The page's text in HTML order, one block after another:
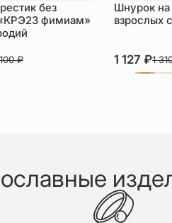
без
фимиам»
₽
Шнурок
взрослых
1 127₽1